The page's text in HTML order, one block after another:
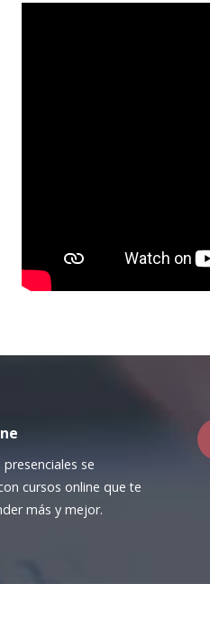
se
cursos online que te
más y mejor.